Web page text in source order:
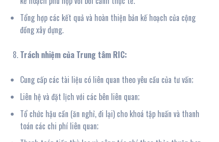
Tổng hợp các kết quả và hoàn thiện bản kế hoạch của cộng
đồng xây dựng.
Trách nhiệm của Trung tâm RIC:
Cung cấp các tài liệu có liên quan theo yêu cầu của tư vấn;
Liên hệ và đặt lịch với các bên liên quan;
Tổ chức hậu cần (ăn nghỉ, đi lại) cho khoá tập huấn và thanh
toán các chi phí liên quan;